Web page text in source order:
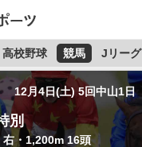
高校野球 競馬 Jリーグ
12月4日(土) 5回中山1日
別
右・1,200m 16頭